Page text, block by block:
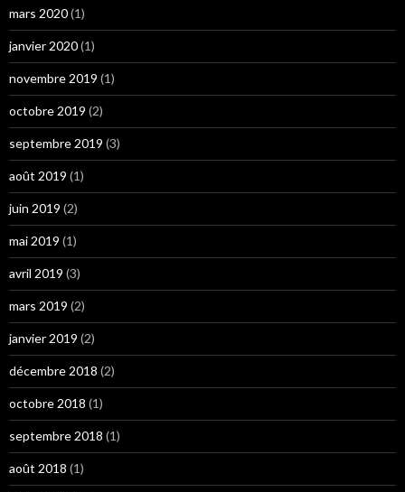
mars 2020(1)
janvier 2020(1)
novembre 2019 (1)
octobre 2019 (2)
septembre 2019 (3)
août 2019 (1)
juin 2019 (2)
mai 2019 (1)
avril 2019 (3)
mars 2019 (2)
janvier 2019 (2)
décembre 2018 (2)
octobre 2018 (1)
septembre 2018 (1)
août 2018 (1)